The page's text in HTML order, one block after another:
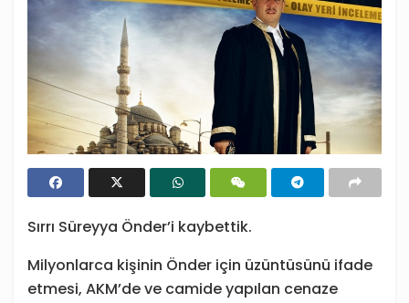
Sırrı Süreyya Önder’i kaybettik.
Milyonlarca kişinin Önder için üzüntüsünü ifade
etmesi, AKM’de ve camide yapılan cenaze